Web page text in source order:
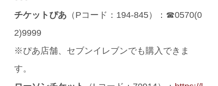
チケットぴあ （Pコード：194-845）：☎0570(0
2)9999
※ぴあ店舗、セブンイレブンでも購入できま
す。